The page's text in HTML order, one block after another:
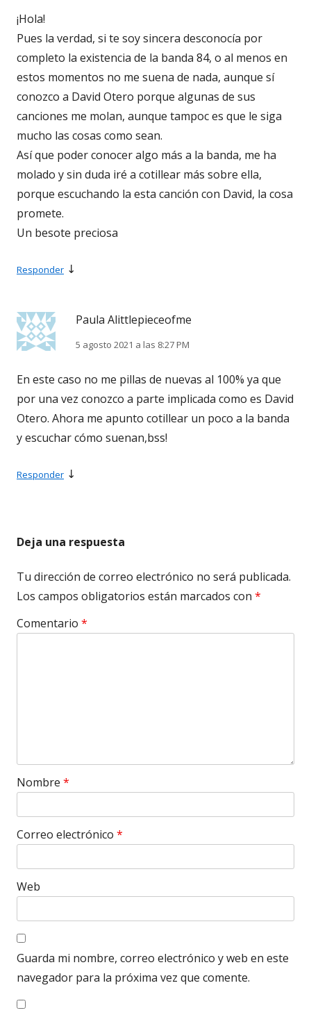
¡Hola!
Pues la verdad, si te soy sincera desconocía por
completo la existencia de la banda 84, o al menos en
estos momentos no me suena de nada, aunque sí
conozco a David Otero porque algunas de sus
canciones me molan, aunque tampoc es que le siga
mucho las cosas como sean.
Así que poder conocer algo más a la banda, me ha
molado y sin duda iré a cotillear más sobre ella,
porque escuchando la esta canción con David, la cosa
promete.
Un besote preciosa
Responder ↓
Paula Alittlepieceofme
5 agosto 2021 a las 8:27 PM
En este caso no me pillas de nuevas al 100% ya que
por una vez conozco a parte implicada como es David
Otero. Ahora me apunto cotillear un poco a la banda
y escuchar cómo suenan,bss!
Responder ↓
Deja una respuesta
Tu dirección de correo electrónico no será publicada.
Los campos obligatorios están marcados con *
Comentario *
Nombre *
Correo electrónico *
Web
Guarda mi nombre, correo electrónico y web en este
navegador para la próxima vez que comente.